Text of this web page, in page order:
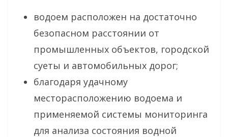
водоем расположен на достаточно
безопасном расстоянии от
промышленных объектов, городской
суеты и автомобильных дорог;
благодаря удачному
месторасположению водоема и
применяемой системы мониторинга
для анализа состояния водной